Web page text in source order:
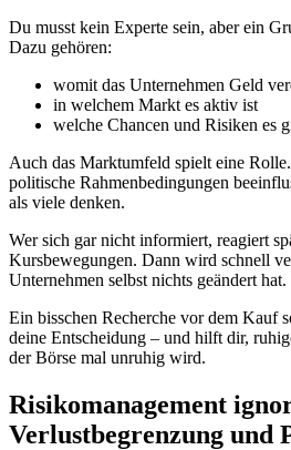
Du musst kein Experte sein, aber ein
Dazu gehören:
womit das Unternehmen Geld
in welchem Markt es aktiv ist
welche Chancen und Risiken es
Auch das Marktumfeld spielt eine
politische Rahmenbedingungen
als viele denken.
Wer sich gar nicht informiert, reagiert
Kursbewegungen. Dann wird schnell
Unternehmen selbst nichts geändert hat.
Ein bisschen Recherche vor dem Kauf
deine Entscheidung – und hilft dir,
der Börse mal unruhig wird.
Risikomanagement
Verlustbegrenzung und